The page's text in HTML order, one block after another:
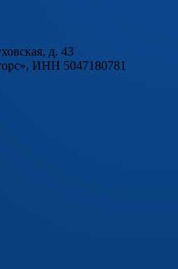
д. 43
ИНН 5047180781